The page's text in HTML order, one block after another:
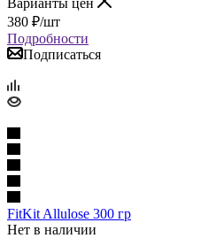
380 ₽/шт
Подробности
Подписаться
FitKit Allulose 300 гр
Нет в наличии